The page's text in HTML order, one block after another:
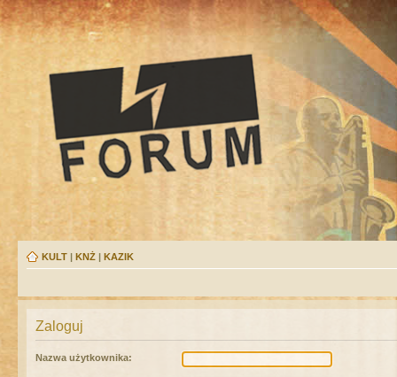
KULT | KNŻ | KAZIK
Zaloguj
Nazwa użytkownika: